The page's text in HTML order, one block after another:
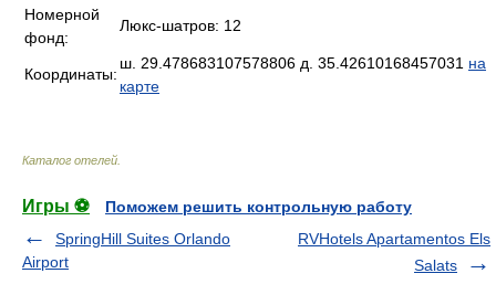
Номерной
фонд:
Люкс-шатров: 12
Координаты:
ш. 29.478683107578806 д. 35.42610168457031 на
карте
Каталог отелей
Игры ⚽
Поможем решить контрольную работу
SpringHill Suites Orlando
Airport
RVHotels Apartamentos Els
Salats